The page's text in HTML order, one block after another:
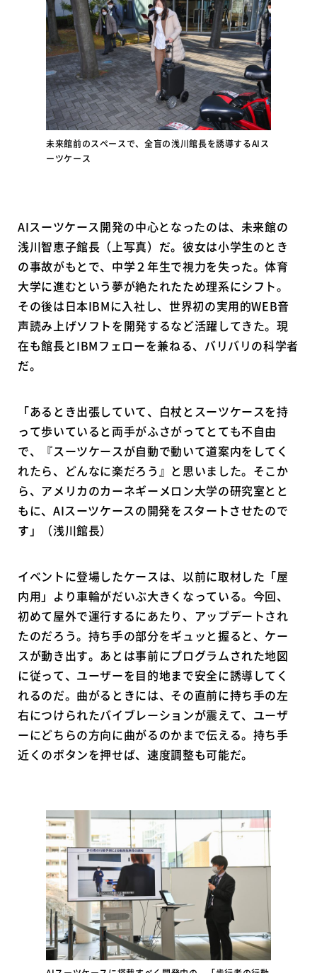
未来館前のスペースで、全盲の浅川館長を誘導するAIス
ーツケース
AIスーツケース開発の中心となったのは、未来館の
浅川智恵子館長（上写真）だ。彼女は小学生のとき
の事故がもとで、中学２年生で視力を失った。体育
大学に進むという夢が絶たれたため理系にシフト。
その後は日本IBMに入社し、世界初の実用的WEB音
声読み上げソフトを開発するなど活躍してきた。現
在も館長とIBMフェローを兼ねる、バリバリの科学者
だ。
「あるとき出張していて、白杖とスーツケースを持
って歩いていると両手がふさがってとても不自由
で、『スーツケースが自動で動いて道案内をしてく
れたら、どんなに楽だろう』と思いました。そこか
ら、アメリカのカーネギーメロン大学の研究室とと
もに、AIスーツケースの開発をスタートさせたので
す」（浅川館長）
イベントに登場したケースは、以前に取材した「屋
内用」より車輪がだいぶ大きくなっている。今回、
初めて屋外で運行するにあたり、アップデートされ
たのだろう。持ち手の部分をギュッと握ると、ケー
スが動き出す。あとは事前にプログラムされた地図
に従って、ユーザーを目的地まで安全に誘導してく
れるのだ。曲がるときには、その直前に持ち手の左
右につけられたバイブレーションが震えて、ユーザ
ーにどちらの方向に曲がるのかまで伝える。持ち手
近くのボタンを押せば、速度調整も可能だ。